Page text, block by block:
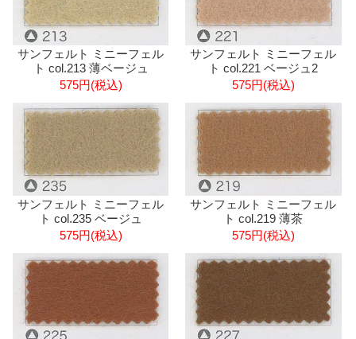
サンフェルト ミニーフェル
ト col.213 薄ベージュ
575円(税込)
サンフェルト ミニーフェル
ト col.221 ベージュ2
575円(税込)
サンフェルト ミニーフェル
ト col.235 ベージュ
575円(税込)
サンフェルト ミニーフェル
ト col.219 薄茶
575円(税込)